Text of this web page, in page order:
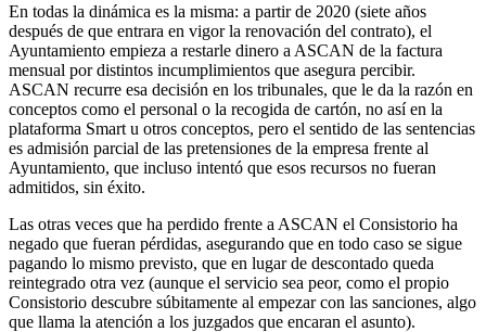
En todas la dinámica es la misma: a partir de 2020 (siete años
después de que entrara en vigor la renovación del contrato), el
Ayuntamiento empieza a restarle dinero a ASCAN de la factura
mensual por distintos incumplimientos que asegura percibir.
ASCAN recurre esa decisión en los tribunales, que le da la razón en
conceptos como el personal o la recogida de cartón, no así en la
plataforma Smart u otros conceptos, pero el sentido de las sentencias
es admisión parcial de las pretensiones de la empresa frente al
Ayuntamiento, que incluso intentó que esos recursos no fueran
admitidos, sin éxito.
Las otras veces que ha perdido frente a ASCAN el Consistorio ha
negado que fueran pérdidas, asegurando que en todo caso se sigue
pagando lo mismo previsto, que en lugar de descontado queda
reintegrado otra vez (aunque el servicio sea peor, como el propio
Consistorio descubre súbitamente al empezar con las sanciones, algo
que llama la atención a los juzgados que encaran el asunto).